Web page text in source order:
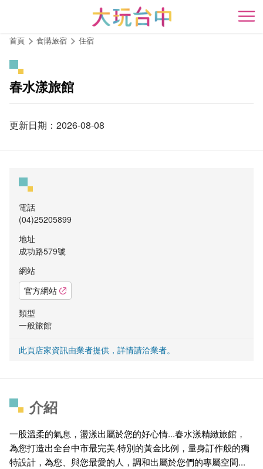
開
首頁 食購旅宿 住宿
春水漾旅館
更新日期：2026-08-08
電話
(04)25205899
地址
成功路579號
網站
官方網站
類型
一般旅館
此頁店家資訊由業者提供，詳情請洽業者。
介紹
一股溫柔的氣息，盪漾出屬於您的好心情...春水漾精緻旅館，
為您打造出全台中市最完美.特別的黃金比例，量身訂作般的獨
特設計，為您、與您最愛的人，調和出屬於您們的專屬空間...